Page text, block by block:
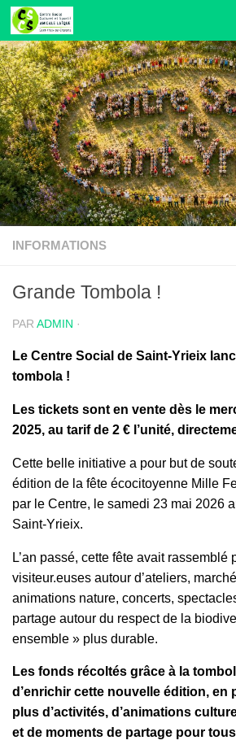
Skip to content
INFORMATIONS
Grande Tombola !
PAR ADMIN ·
Le Centre Social de Saint-Yrieix
tombola !
Les tickets sont en vente dès le
2025, au tarif de 2 € l’unité,
Cette belle initiative a pour but de
édition de la fête écocitoyenne Mille
par le Centre, le samedi 23 mai 2026
Saint-Yrieix.
L’an passé, cette fête avait rassemblé
visiteur.euses autour d’ateliers,
animations nature, concerts,
partage autour du respect de la
ensemble » plus durable.
Les fonds récoltés grâce à la
d’enrichir cette nouvelle édition, en
plus d’activités, d’animations
et de moments de partage pour